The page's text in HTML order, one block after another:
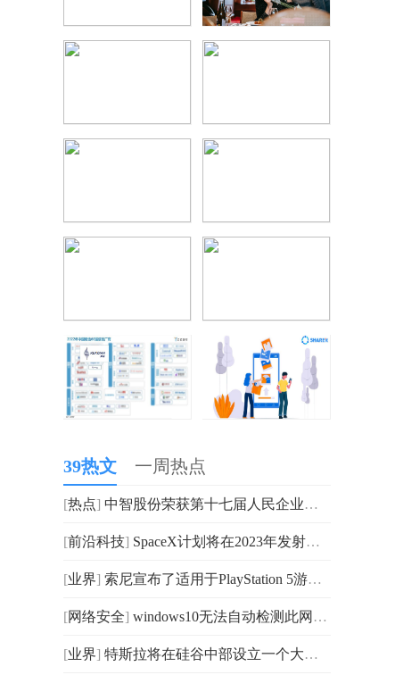
39热文 一周热点
[热点] 中智股份荣获第十七届人民企业社会责任奖“年度案例奖”
[前沿科技] SpaceX计划将在2023年发射至少11颗商业GTO或GEO轨道卫星
[业界] 索尼宣布了适用于PlayStation 5游戏主机的系统测试版本更新
[网络安全] windows10无法自动检测此网络的设置怎么办？windows10无
[业界] 特斯拉将在硅谷中部设立一个大型办事处 开展一项大规模